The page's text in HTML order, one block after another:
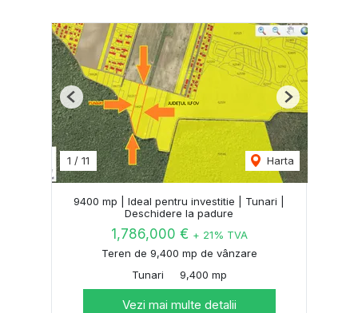
1 / 11 Harta
Previous Next
9400 mp | Ideal pentru investitie | Tunari |
Deschidere la padure
1,786,000 € + 21% TVA
Teren de 9,400 mp de vânzare
Tunari
9,400 mp
Vezi mai multe detalii